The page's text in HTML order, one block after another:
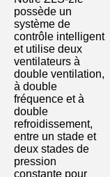
possède un
système de
contrôle intelligent
et utilise deux
ventilateurs à
double ventilation,
à double
fréquence et à
double
refroidissement,
entre un stade et
deux stades de
pression
constante pour